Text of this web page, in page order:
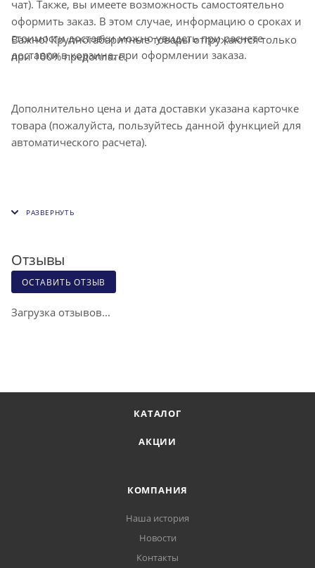
чат). Также, вы имеете возможность самостоятельно
оформить заказ. В этом случае, информацию о сроках и
стоимости доставки можно увидеть при расчете
доставки в корзине, при оформлении заказа.
Важно! Крупногабаритные товары отгружаются только
при 100% предоплате.
Дополнительно цена и дата доставки указана карточке
товара (пожалуйста, пользуйтесь данной функцией для
автоматического расчета).
Отзывы
ОСТАВИТЬ ОТЗЫВ
Загрузка отзывов...
КАТАЛОГ
АКЦИИ
КОМПАНИЯ
Наша история
Новости
Контакты